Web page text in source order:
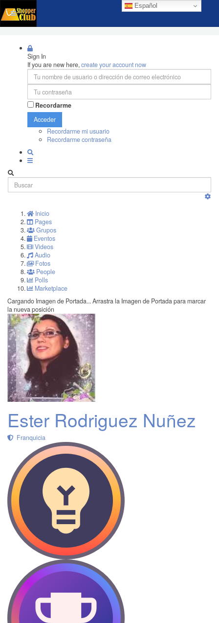
Español
Sign In
If you are new here,create your account now
Recordarme
Acceder
Recordarme mi usuario
Recordarme contraseña
Inicio
Pages
Grupos
Eventos
Videos
Audio
Fotos
People
Polls
Marketplace
Cargando Imagen de Portada... Arrastra la Imagen de Portada para marcar
la nueva posición
Ester Rodriguez Nuñez
Franquicia